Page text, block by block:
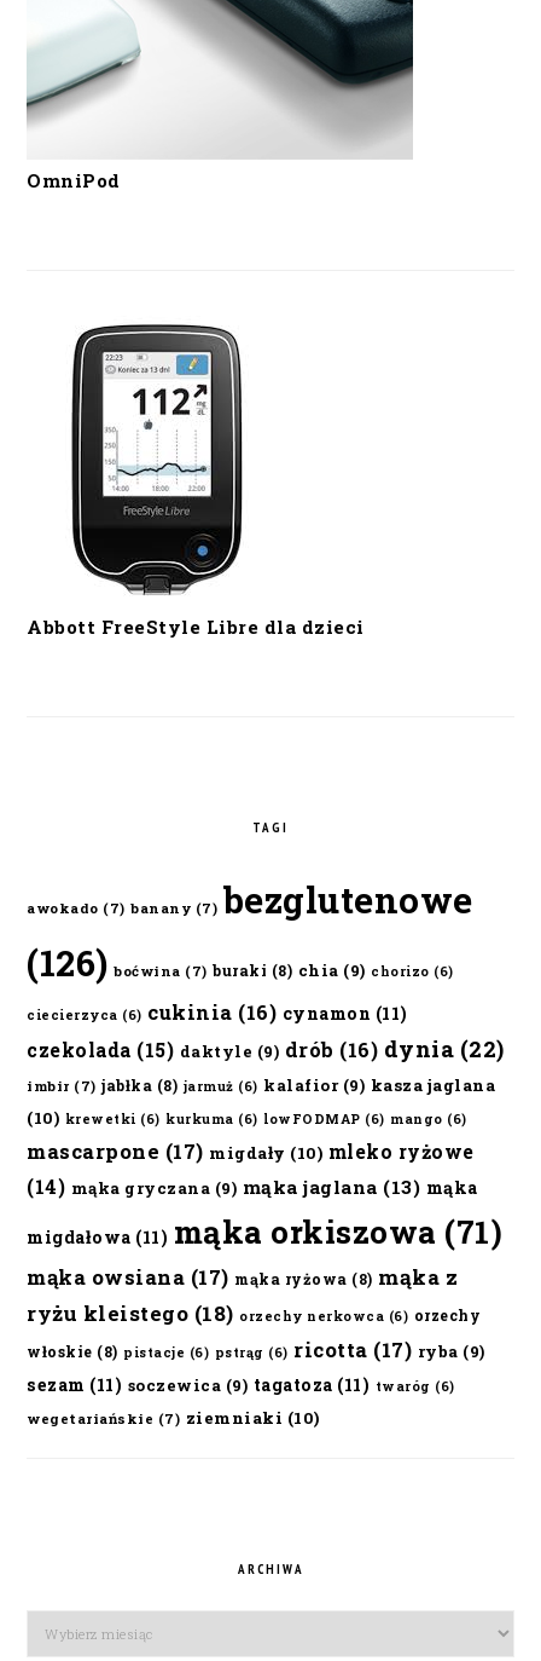
OmniPod
Abbott FreeStyle Libre dla dzieci
TAGI
awokado (7) banany (7) bezglutenowe
(126) boćwina (7) buraki (8) chia (9) chorizo (6)
ciecierzyca (6) cukinia (16) cynamon (11)
czekolada (15) daktyle (9) drób (16) dynia (22)
imbir (7) jabłka (8) jarmuż (6) kalafior(9) kasza jaglana
(10) krewetki (6) kurkuma (6) lowFODMAP (6) mango (6)
mascarpone (17) migdały (10) mleko ryżowe
(14) mąka gryczana (9) mąka jaglana (13) mąka
migdałowa (11) mąka orkiszowa (71)
mąka owsiana (17) mąka ryżowa (8) mąka z
ryżu kleistego (18) orzechy nerkowca (6) orzechy
włoskie (8) pistacje (6) pstrąg (6) ricotta (17) ryba (9)
sezam (11) soczewica (9) tagatoza (11) twaróg (6)
wegetariańskie (7) ziemniaki (10)
ARCHIWA
Archiwa